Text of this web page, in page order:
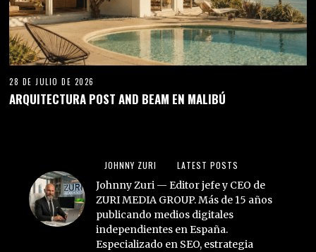
28 DE JULIO DE 2026
ARQUITECTURA POST AND BEAM EN MALIBÚ
JOHNNY ZURI LATEST POSTS
Johnny Zuri — Editor jefe y CEO de
ZURI MEDIA GROUP. Más de 15 años
publicando medios digitales
independientes en España.
Especializado en SEO, estrategia